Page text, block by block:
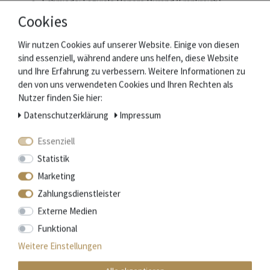
Herstellerkennung: 1LA111IM2ASM12BVI0
Klinge: 9 cm satiniert
Griff: 11 cm - Griffschalen Violettholz - Backen: Stahl
satiniert
Rücken: Verzierte Feder und Biene​
Gewicht: 74 g
Messer
Geschenkbox
Zertifikat des Hersteller
Die Schmiede "La Coutellerie de Laguiole Honoré Durand"
Im Südwesten Frankreichs, im Département Aveyron, werden
Cookies
Wir nutzen Cookies auf unserer Website. Einige von diesen
sind essenziell, während andere uns helfen, diese Website
und Ihre Erfahrung zu verbessern. Weitere Informationen zu
den von uns verwendeten Cookies und Ihren Rechten als
Nutzer finden Sie hier:
Daten­schutz­erklärung
Impressum
Essenziell
Statistik
Marketing
Zahlungsdienstleister
Externe Medien
Funktional
Weitere Einstellungen